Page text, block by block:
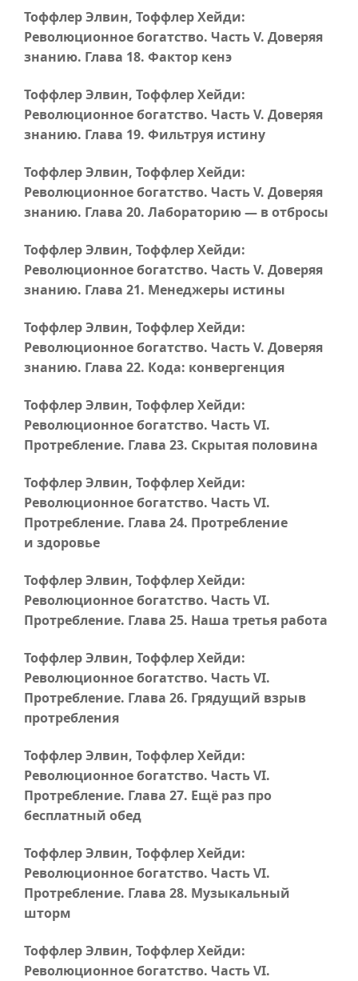
Тоффлер Элвин, Тоффлер Хейди:
Революционное богатство. Часть V. Доверяя
знанию. Глава 18. Фактор кенэ
Тоффлер Элвин, Тоффлер Хейди:
Революционное богатство. Часть V. Доверяя
знанию. Глава 19. Фильтруя истину
Тоффлер Элвин, Тоффлер Хейди:
Революционное богатство. Часть V. Доверяя
знанию. Глава 20. Лабораторию — в отбросы
Тоффлер Элвин, Тоффлер Хейди:
Революционное богатство. Часть V. Доверяя
знанию. Глава 21. Менеджеры истины
Тоффлер Элвин, Тоффлер Хейди:
Революционное богатство. Часть V. Доверяя
знанию. Глава 22. Кода: конвергенция
Тоффлер Элвин, Тоффлер Хейди:
Революционное богатство. Часть VI.
Протребление. Глава 23. Скрытая половина
Тоффлер Элвин, Тоффлер Хейди:
Революционное богатство. Часть VI.
Протребление. Глава 24. Протребление
и здоровье
Тоффлер Элвин, Тоффлер Хейди:
Революционное богатство. Часть VI.
Протребление. Глава 25. Наша третья работа
Тоффлер Элвин, Тоффлер Хейди:
Революционное богатство. Часть VI.
Протребление. Глава 26. Грядущий взрыв
протребления
Тоффлер Элвин, Тоффлер Хейди:
Революционное богатство. Часть VI.
Протребление. Глава 27. Ещё раз про
бесплатный обед
Тоффлер Элвин, Тоффлер Хейди:
Революционное богатство. Часть VI.
Протребление. Глава 28. Музыкальный
шторм
Тоффлер Элвин, Тоффлер Хейди:
Революционное богатство. Часть VI.